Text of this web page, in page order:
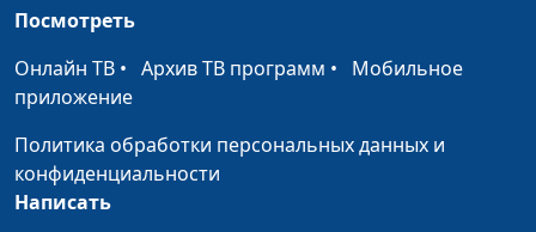
никто не любит?
Как жить, если я не
богословия
Как жить, если я
Посмотреть
Онлайн ТВ • Архив ТВ программ • Мобильное
приложение
Политика обработки персональных данных и
конфиденциальности
Написать